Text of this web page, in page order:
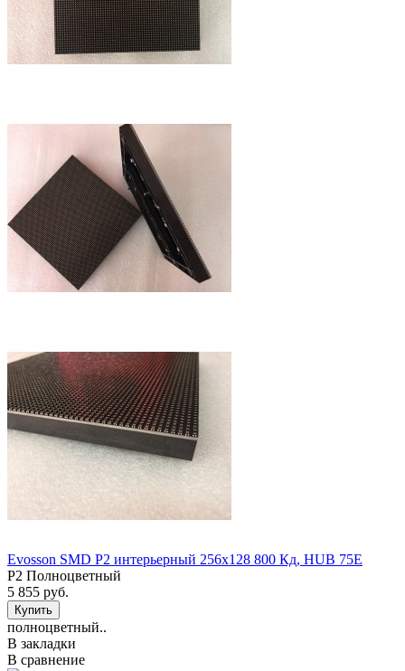
Evosson SMD P2 интерьерный 256x128 800 Кд, HUB 75Е
P2 Полноцветный
5 855 руб.
полноцветный..
В закладки
В сравнение